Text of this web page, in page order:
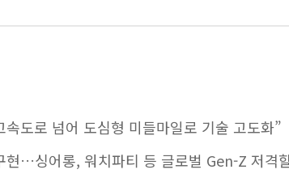
도로 넘어 도심형 미들마일로 기술 고도화”
현…싱어롱, 워치파티 등 글로벌 Gen-Z 저격